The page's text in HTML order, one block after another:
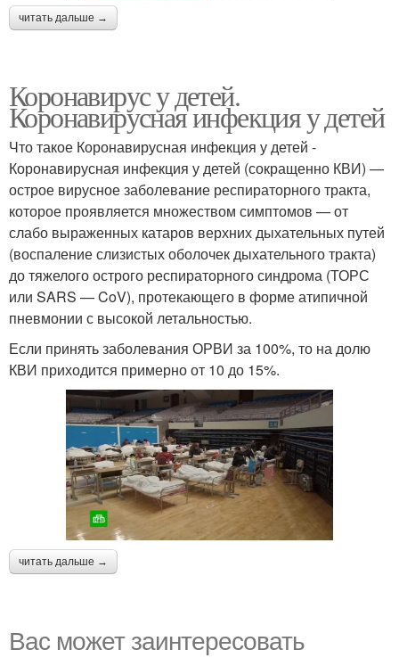
читать дальше →
Коронавирус у детей.
Коронавирусная инфекция у детей
Что такое Коронавирусная инфекция у детей -
Коронавирусная инфекция у детей (сокращенно КВИ) —
острое вирусное за­болевание респираторного тракта,
которое проявляется множеством симптомов — от
слабо выраженных катаров верхних дыхательных путей
(воспаление слизистых оболочек дыхательного тракта)
до тяжелого острого респираторного синдрома (ТОРС
или SARS — CoV), протекающего в форме атипичной
пневмонии с высокой леталь­ностью.
Если принять заболевания ОРВИ за 100%, то на долю
КВИ приходится примерно от 10 до 15%.
читать дальше →
Вас может заинтересовать